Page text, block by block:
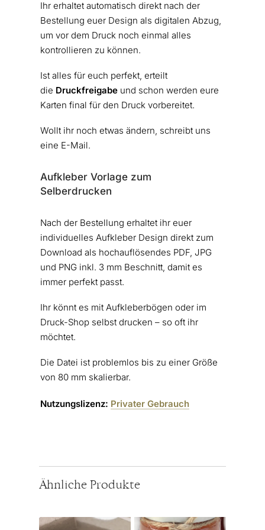
Ihr erhaltet automatisch direkt nach der
Bestellung euer Design als digitalen Abzug,
um vor dem Druck noch einmal alles
kontrollieren zu können.
Ist alles für euch perfekt, erteilt
die Druckfreigabeund schon werden eure
Karten final für den Druck vorbereitet.
Wollt ihr noch etwas ändern, schreibt uns
eine E-Mail.
Aufkleber Vorlage zum
Selberdrucken
Nach der Bestellung erhaltet ihr euer
individuelles Aufkleber Design direkt zum
Download als hochauflösendes PDF, JPG
und PNG inkl. 3 mm Beschnitt, damit es
immer perfekt passt.
Ihr könnt es mit Aufkleberbögen oder im
Druck-Shop selbst drucken – so oft ihr
möchtet.
Die Datei ist problemlos bis zu einer Größe
von 80 mm skalierbar.
Nutzungslizenz: Privater Gebrauch
Ähnliche Produkte
Dieses
Dieses